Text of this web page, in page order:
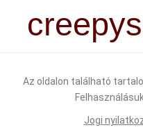
Az oldalon található
Jogi